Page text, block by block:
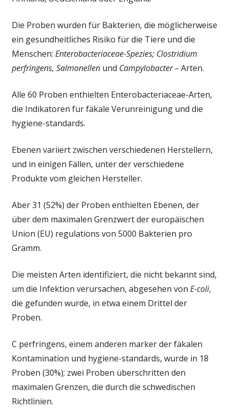
Die Proben wurden für Bakterien, die möglicherweise
ein gesundheitliches Risiko für die Tiere und die
Menschen: Enterobacteriaceae-Spezies; Clostridium
perfringens, Salmonellenund Campylobacter – Arten.
Alle 60 Proben enthielten Enterobacteriaceae-Arten,
die Indikatoren für fäkale Verunreinigung und die
hygiene-standards.
Ebenen variiert zwischen verschiedenen Herstellern,
und in einigen Fällen, unter der verschiedene
Produkte vom gleichen Hersteller.
Aber 31 (52%) der Proben enthielten Ebenen, der
über dem maximalen Grenzwert der europäischen
Union (EU) regulations von 5000 Bakterien pro
Gramm.
Die meisten Arten identifiziert, die nicht bekannt sind,
um die Infektion verursachen, abgesehen von E-coli,
die gefunden wurde, in etwa einem Drittel der
Proben.
C perfringens, einem anderen marker der fäkalen
Kontamination und hygiene-standards, wurde in 18
Proben (30%); zwei Proben überschritten den
maximalen Grenzen, die durch die schwedischen
Richtlinien.